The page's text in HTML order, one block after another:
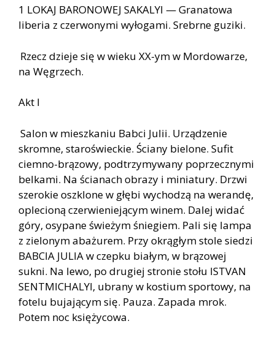
1 LOKAJ BARONOWEJ SAKALYI — Granatowa
liberia z czerwonymi wyłogami. Srebrne guziki.
Rzecz dzieje się w wieku XX-ym w Mordowarze,
na Węgrzech.
Akt I
Salon w mieszkaniu Babci Julii. Urządzenie
skromne, staroświeckie. Ściany bielone. Sufit
ciemno-brązowy, podtrzymywany poprzecznymi
belkami. Na ścianach obrazy i miniatury. Drzwi
szerokie oszklone w głębi wychodzą na werandę,
oplecioną czerwieniejącym winem. Dalej widać
góry, osypane świeżym śniegiem. Pali się lampa
z zielonym abażurem. Przy okrągłym stole siedzi
BABCIA JULIA w czepku białym, w brązowej
sukni. Na lewo, po drugiej stronie stołu ISTVAN
SENTMICHALYI, ubrany w kostium sportowy, na
fotelu bujającym się. Pauza. Zapada mrok.
Potem noc księżycowa.